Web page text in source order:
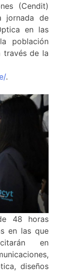
(Cendit)
jornada de
en las
población
través de la
.
48 horas
en las que
en
diseños